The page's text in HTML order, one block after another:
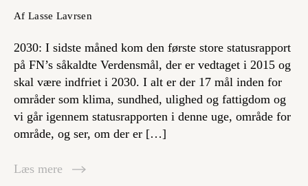
Af Lasse Lavrsen
2030: I sidste måned kom den første store statusrapport
på FN’s såkaldte Verdensmål, der er vedtaget i 2015 og
skal være indfriet i 2030. I alt er der 17 mål inden for
områder som klima, sundhed, ulighed og fattigdom og
vi går igennem statusrapporten i denne uge, område for
område, og ser, om der er […]
Læs mere